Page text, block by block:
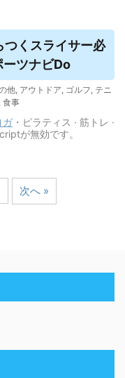
つくスライサー必
ーツナビDo
他, アウトドア, ゴルフ, テニ
, 食事
ガ ・ピラティス · 筋トレ ·
が無効です。
次へ »